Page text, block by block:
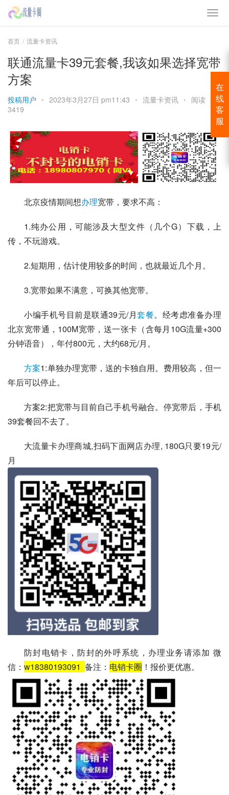
首页 流量卡资讯
联通流量卡39元套餐,我该如果选择宽带
方案
投稿用户 • 2023年3月27日 pm11:43 • 流量卡资讯 • 阅读
3419
北京疫情期间想办理宽带，要求不高：
1.纯办公用，可能涉及大型文件（几个G）下载，上
传，不玩游戏。
2.短期用，估计使用较多的时间，也就最近几个月。
3.宽带如果不满意，可换其他宽带。
小编手机号目前是联通39元/月套餐。经考虑准备办理
北京宽带通，100M宽带，送一张卡（含每月10G流量+300
分钟语音），年付800元，大约68元/月。
方案1:单独办理宽带，送的卡独自用。费用较高，但一
年后可以停止。
方案2:把宽带与目前自己手机号融合。停宽带后，手机
39套餐回不去了。
大流量卡办理商城,扫码下面网店办理, 180G只要19元/
月
防封电销卡，防封的外呼系统，办理业务请添加 微
信： w18380193091 备注： 电销卡圈 ！报价更优惠。
在
线
客
服